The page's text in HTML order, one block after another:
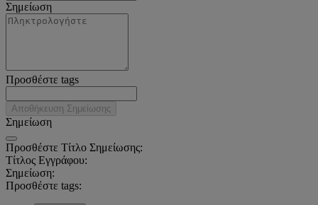
Σημείωση
Προσθέστε tags
Αποθήκευση Σημείωσης
Σημείωση
Προσθέστε Τίτλο Σημείωσης:
Τίτλος Εγγράφου:
Σημείωση:
Προσθέστε tags: